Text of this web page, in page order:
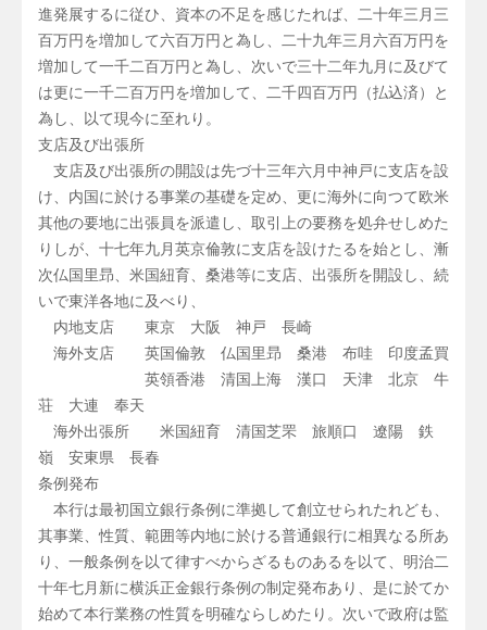
進発展するに従ひ、資本の不足を感じたれば、二十年三月三
百万円を増加して六百万円と為し、二十九年三月六百万円を
増加して一千二百万円と為し、次いで三十二年九月に及びて
は更に一千二百万円を増加して、二千四百万円（払込済）と
為し、以て現今に至れり。
支店及び出張所
支店及び出張所の開設は先づ十三年六月中神戸に支店を設
け、内国に於ける事業の基礎を定め、更に海外に向つて欧米
其他の要地に出張員を派遣し、取引上の要務を処弁せしめた
りしが、十七年九月英京倫敦に支店を設けたるを始とし、漸
次仏国里昻、米国紐育、桑港等に支店、出張所を開設し、続
いで東洋各地に及べり、
内地支店 東京 大阪 神戸 長崎
海外支店 英国倫敦 仏国里昻 桑港 布哇 印度孟買
英領香港 清国上海 漢口 天津 北京 牛
荘 大連 奉天
海外出張所 米国紐育 清国芝罘 旅順口 遼陽 鉄
嶺 安東県 長春
条例発布
本行は最初国立銀行条例に準拠して創立せられたれども、
其事業、性質、範囲等内地に於ける普通銀行に相異なる所あ
り、一般条例を以て律すべからざるものあるを以て、明治二
十年七月新に横浜正金銀行条例の制定発布あり、是に於てか
始めて本行業務の性質を明確ならしめたり。次いで政府は監